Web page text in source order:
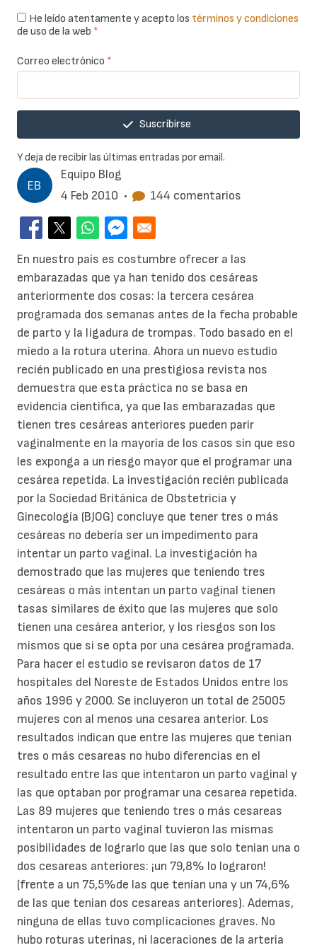
Equipo Blog
4 Feb 2010 • 144 comentarios
En nuestro país es costumbre ofrecer a las
embarazadas que ya han tenido dos cesáreas
anteriormente dos cosas: la tercera cesárea
programada dos semanas antes de la fecha probable
de parto y la ligadura de trompas. Todo basado en el
miedo a la rotura uterina. Ahora un nuevo estudio
recién publicado en una prestigiosa revista nos
demuestra que esta práctica no se basa en
evidencia cientifica, ya que las embarazadas que
tienen tres cesáreas anteriores pueden parir
vaginalmente en la mayoría de los casos sin que eso
les exponga a un riesgo mayor que el programar una
cesárea repetida. La investigación recién publicada
por la Sociedad Británica de Obstetricia y
Ginecología (BJOG) concluye que tener tres o más
cesáreas no debería ser un impedimento para
intentar un parto vaginal. La investigación ha
demostrado que las mujeres que teniendo tres
cesáreas o más intentan un parto vaginal tienen
tasas similares de éxito que las mujeres que solo
tienen una cesárea anterior, y los riesgos son los
mismos que si se opta por una cesárea programada.
Para hacer el estudio se revisaron datos de 17
hospitales del Noreste de Estados Unidos entre los
años 1996 y 2000. Se incluyeron un total de 25005
mujeres con al menos una cesarea anterior. Los
resultados indican que entre las mujeres que tenian
tres o más cesareas no hubo diferencias en el
resultado entre las que intentaron un parto vaginal y
las que optaban por programar una cesarea repetida.
Las 89 mujeres que teniendo tres o más cesareas
intentaron un parto vaginal tuvieron las mismas
posibilidades de lograrlo que las que solo tenian una o
dos cesareas anteriores: ¡un 79,8% lo lograron!
(frente a un 75,5%de las que tenían una y un 74,6%
de las que tenian dos cesareas anteriores). Ademas,
ninguna de ellas tuvo complicaciones graves. No
hubo roturas uterinas, ni laceraciones de la arteria
He leído atentamente y acepto los términos y condiciones
de uso de la web *
Correo electrónico *
Suscribirse
Y deja de recibir las últimas entradas por email.